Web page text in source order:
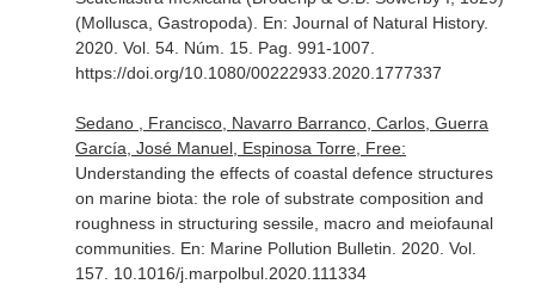
(Mollusca, Gastropoda). En: Journal of Natural History.
2020. Vol. 54. Núm. 15. Pag. 991-1007.
https://doi.org/10.1080/00222933.2020.1777337
Sedano , Francisco, Navarro Barranco, Carlos, Guerra
García, José Manuel, Espinosa Torre, Free:
Understanding the effects of coastal defence structures
on marine biota: the role of substrate composition and
roughness in structuring sessile, macro and meiofaunal
communities. En: Marine Pollution Bulletin . 2020. Vol.
157. 10.1016/j.marpolbul.2020.111334